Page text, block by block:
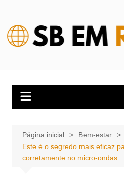
conteúdo
Página inicial
Bem-estar
Este é o segredo mais eficaz
corretamente no micro-ondas